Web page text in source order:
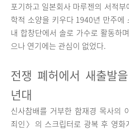
포기하고 일본회사 마루젠의 서적
학적 소양을 키우다 1940년 만주에
내 합창단에서 솔로 가수로 활동하
으나 연기에는 관심이 없었다.
전쟁 폐허에서 새출발
년대
신사참배를 거부한 함재경 목사의
죄인〉의 스크립터로 광복 후 영화